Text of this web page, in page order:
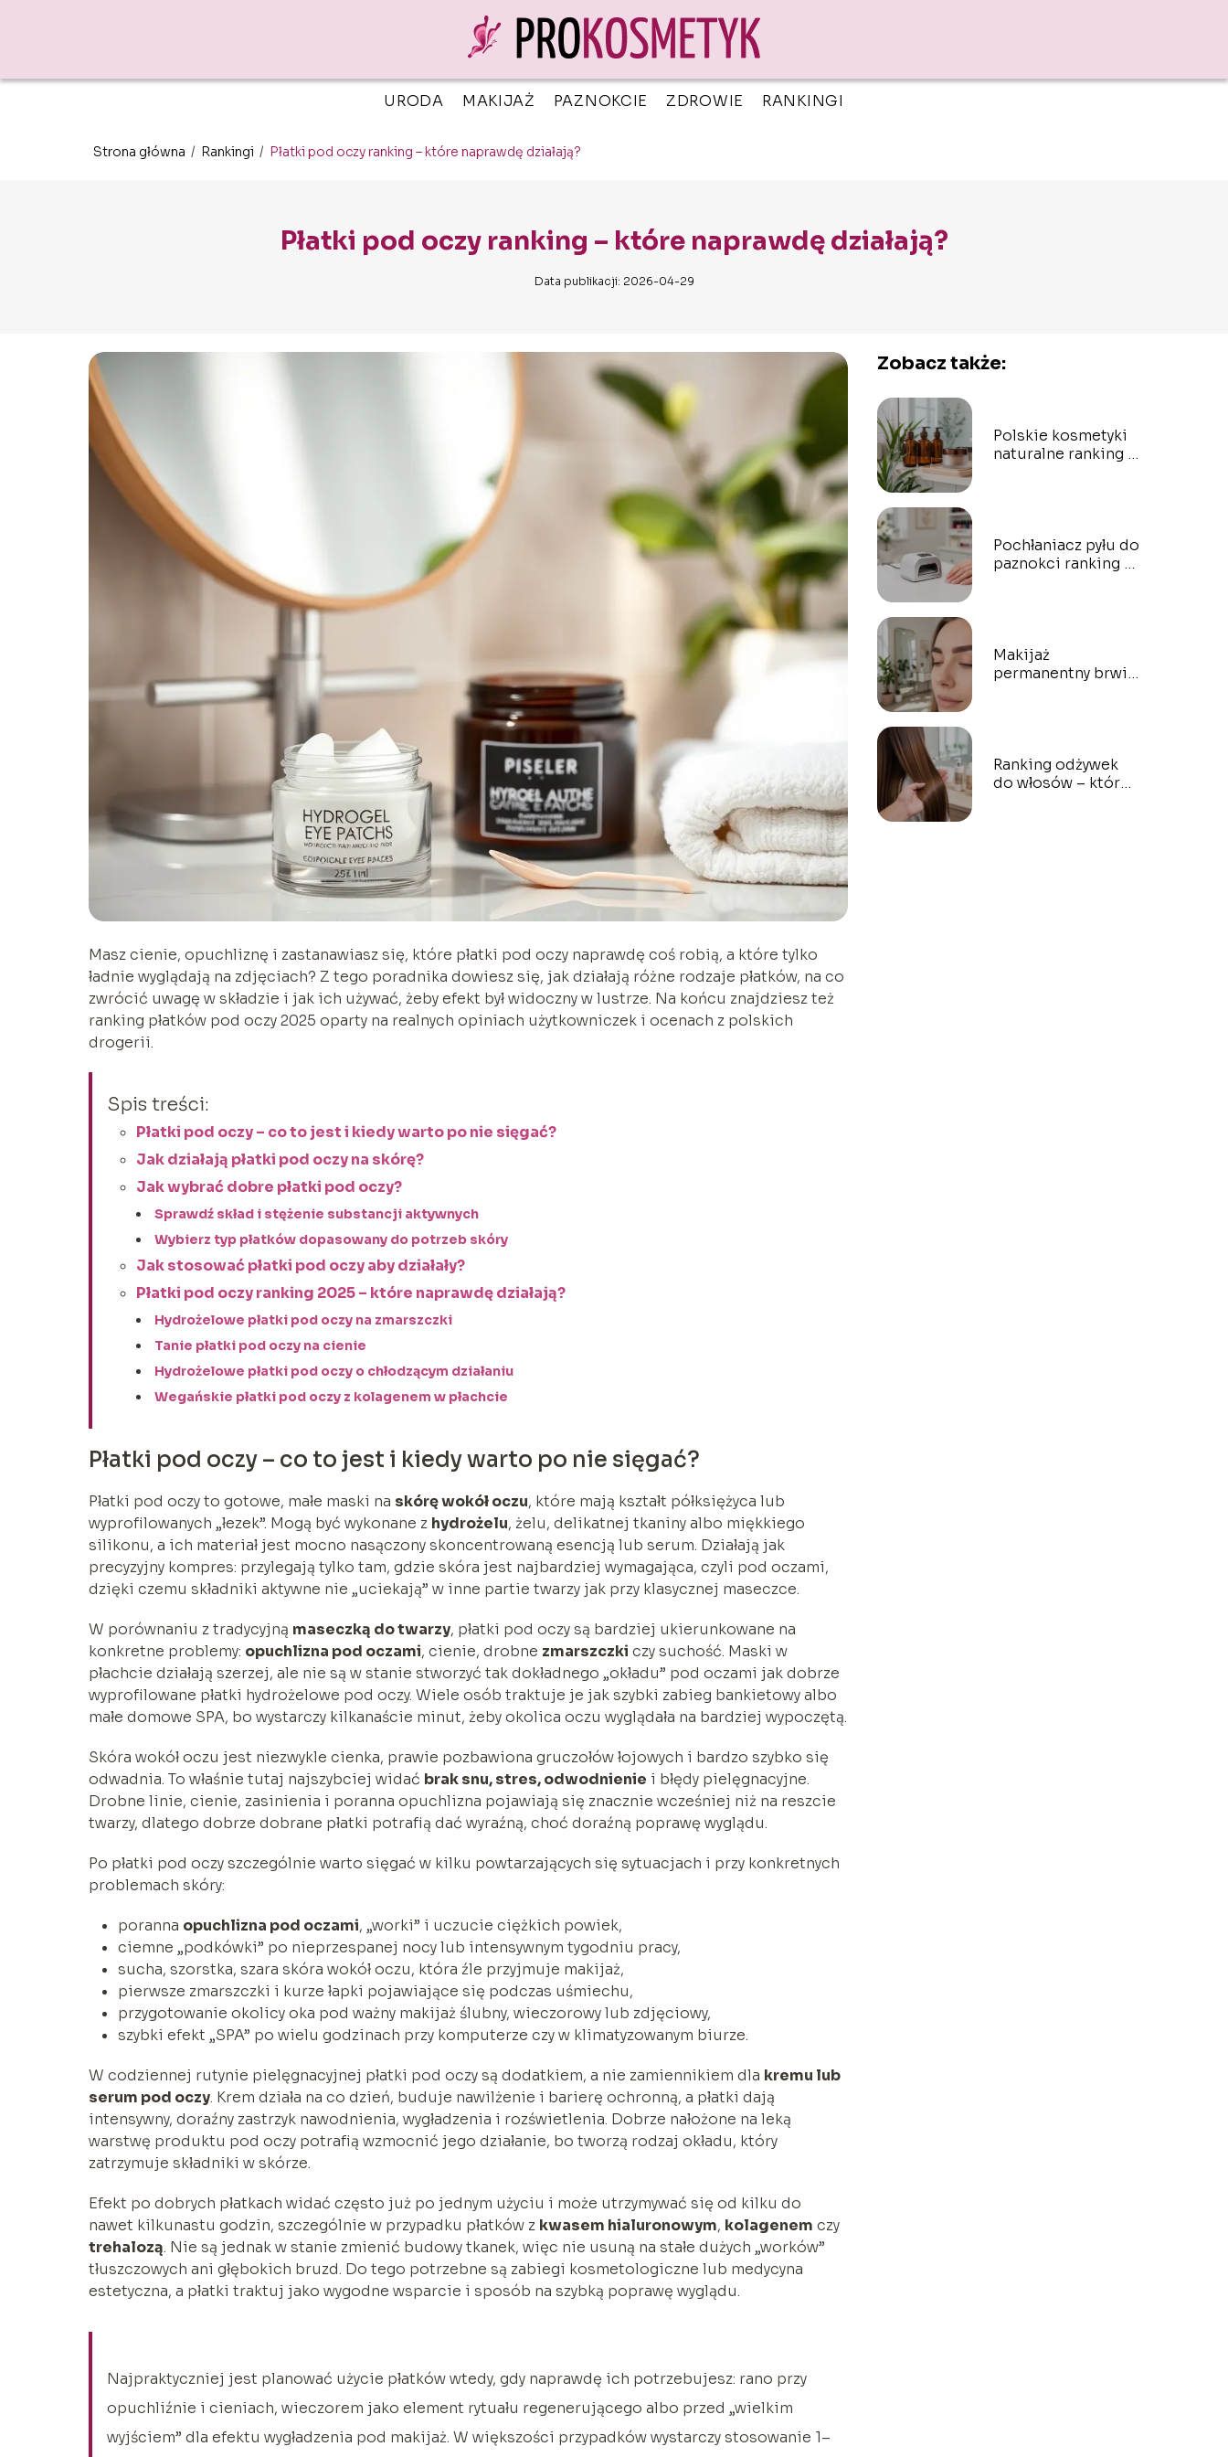
URODA MAKIJAŻ PAZNOKCIE ZDROWIE RANKINGI
Strona główna / Rankingi / Płatki pod oczy ranking – które naprawdę działają?
Płatki pod oczy ranking – które naprawdę działają?
Data publikacji: 2026-04-29
Masz cienie, opuchliznę i zastanawiasz się, które płatki pod oczy naprawdę coś robią, a które tylko
ładnie wyglądają na zdjęciach? Z tego poradnika dowiesz się, jak działają różne rodzaje płatków, na co
zwrócić uwagę w składzie i jak ich używać, żeby efekt był widoczny w lustrze. Na końcu znajdziesz też
ranking płatków pod oczy 2025 oparty na realnych opiniach użytkowniczek i ocenach z polskich
drogerii.
Spis treści:
Płatki pod oczy – co to jest i kiedy warto po nie sięgać?
Jak działają płatki pod oczy na skórę?
Jak wybrać dobre płatki pod oczy?
Sprawdź skład i stężenie substancji aktywnych
Wybierz typ płatków dopasowany do potrzeb skóry
Jak stosować płatki pod oczy aby działały?
Płatki pod oczy ranking 2025 – które naprawdę działają?
Hydrożelowe płatki pod oczy na zmarszczki
Tanie płatki pod oczy na cienie
Hydrożelowe płatki pod oczy o chłodzącym działaniu
Wegańskie płatki pod oczy z kolagenem w płachcie
Płatki pod oczy – co to jest i kiedy warto po nie sięgać?
Płatki pod oczy to gotowe, małe maski na skórę wokół oczu, które mają kształt półksiężyca lub
wyprofilowanych „łezek”. Mogą być wykonane z hydrożelu, żelu, delikatnej tkaniny albo miękkiego
silikonu, a ich materiał jest mocno nasączony skoncentrowaną esencją lub serum. Działają jak
precyzyjny kompres: przylegają tylko tam, gdzie skóra jest najbardziej wymagająca, czyli pod oczami,
dzięki czemu składniki aktywne nie „uciekają” w inne partie twarzy jak przy klasycznej maseczce.
W porównaniu z tradycyjną maseczką do twarzy, płatki pod oczy są bardziej ukierunkowane na
konkretne problemy: opuchlizna pod oczami, cienie, drobne zmarszczki czy suchość. Maski w
płachcie działają szerzej, ale nie są w stanie stworzyć tak dokładnego „okładu” pod oczami jak dobrze
wyprofilowane płatki hydrożelowe pod oczy. Wiele osób traktuje je jak szybki zabieg bankietowy albo
małe domowe SPA, bo wystarczy kilkanaście minut, żeby okolica oczu wyglądała na bardziej wypoczętą.
Skóra wokół oczu jest niezwykle cienka, prawie pozbawiona gruczołów łojowych i bardzo szybko się
odwadnia. To właśnie tutaj najszybciej widać brak snu, stres, odwodnienie i błędy pielęgnacyjne.
Drobne linie, cienie, zasinienia i poranna opuchlizna pojawiają się znacznie wcześniej niż na reszcie
twarzy, dlatego dobrze dobrane płatki potrafią dać wyraźną, choć doraźną poprawę wyglądu.
Po płatki pod oczy szczególnie warto sięgać w kilku powtarzających się sytuacjach i przy konkretnych
problemach skóry:
poranna opuchlizna pod oczami, „worki” i uczucie ciężkich powiek,
ciemne „podkówki” po nieprzespanej nocy lub intensywnym tygodniu pracy,
sucha, szorstka, szara skóra wokół oczu, która źle przyjmuje makijaż,
pierwsze zmarszczki i kurze łapki pojawiające się podczas uśmiechu,
przygotowanie okolicy oka pod ważny makijaż ślubny, wieczorowy lub zdjęciowy,
szybki efekt „SPA” po wielu godzinach przy komputerze czy w klimatyzowanym biurze.
W codziennej rutynie pielęgnacyjnej płatki pod oczy są dodatkiem, a nie zamiennikiem dla kremu lub
serum pod oczy. Krem działa na co dzień, buduje nawilżenie i barierę ochronną, a płatki dają
intensywny, doraźny zastrzyk nawodnienia, wygładzenia i rozświetlenia. Dobrze nałożone na leką
warstwę produktu pod oczy potrafią wzmocnić jego działanie, bo tworzą rodzaj okładu, który
zatrzymuje składniki w skórze.
Efekt po dobrych płatkach widać często już po jednym użyciu i może utrzymywać się od kilku do
nawet kilkunastu godzin, szczególnie w przypadku płatków z kwasem hialuronowym, kolagenem czy
trehalozą. Nie są jednak w stanie zmienić budowy tkanek, więc nie usuną na stałe dużych „worków”
tłuszczowych ani głębokich bruzd. Do tego potrzebne są zabiegi kosmetologiczne lub medycyna
estetyczna, a płatki traktuj jako wygodne wsparcie i sposób na szybką poprawę wyglądu.
Najpraktyczniej jest planować użycie płatków wtedy, gdy naprawdę ich potrzebujesz: rano przy
opuchliźnie i cieniach, wieczorem jako element rytuału regenerującego albo przed „wielkim
wyjściem” dla efektu wygładzenia pod makijaż. W większości przypadków wystarczy stosowanie 1–
Zobacz także:
Polskie kosmetyki
naturalne ranking –
Pochłaniacz pyłu do
paznokci ranking –
Makijaż
permanentny brwi
Ranking odżywek
do włosów – które